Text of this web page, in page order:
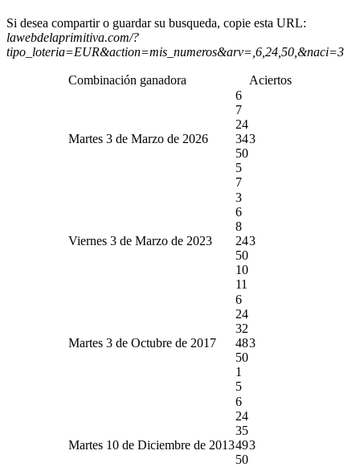
Si desea compartir o guardar su busqueda, copie esta URL:
lawebdelaprimitiva.com/?
tipo_loteria=EUR&action=mis_numeros&arv=,6,24,50,&naci=3
Combinación ganadora Aciertos
Martes 3 de Marzo de 2026
6
7
24
34
50
5
7
3
Viernes 3 de Marzo de 2023
3
6
8
24
50
10
11
3
Martes 3 de Octubre de 2017
6
24
32
48
50
1
5
3
Martes 10 de Diciembre de 2013
6
24
35
49
50
3